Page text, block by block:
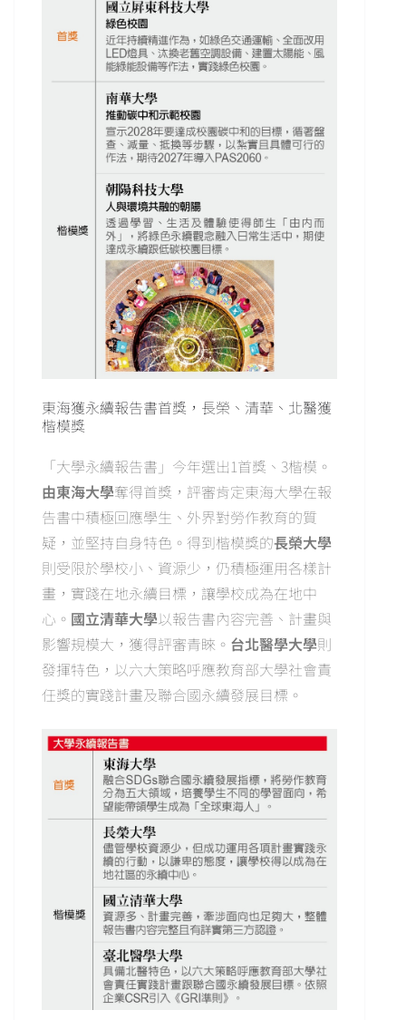
東海獲永續報告書首獎，長榮、清華、北醫獲
楷模獎
「大學永續報告書」今年選出1首獎、3楷模。
由東海大學奪得首獎，評審肯定東海大學在報
告書中積極回應學生、外界對勞作教育的質
疑，並堅持自身特色。得到楷模獎的長榮大學
則受限於學校小、資源少，仍積極運用各樣計
畫，實踐在地永續目標，讓學校成為在地中
心。 國立清華大學以報告書內容完善、計畫與
影響規模大，獲得評審青睞。 台北醫學大學則
發揮特色，以六大策略呼應教育部大學社會責
任獎的實踐計畫及聯合國永續發展目標。